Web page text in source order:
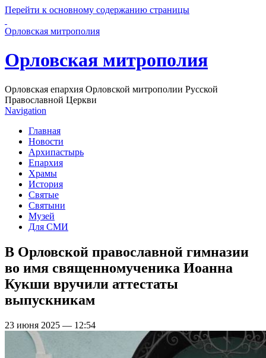
Перейти к основному содержанию страницы
Орловская митрополия
Орловская митрополия
Орловская епархия Орловской митрополии Русской
Православной Церкви
Navigation
Главная
Новости
Архипастырь
Епархия
Храмы
История
Святые
Святыни
Музей
Для СМИ
В Орловской православной гимназии
во имя священномученика Иоанна
Кукши вручили аттестаты
выпускникам
23 июня 2025 — 12:54